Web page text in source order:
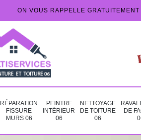
ON VOUS RAPPELLE GRATUITEMENT
RÉPARATION
FISSURE
MURS 06
PEINTRE
INTÉRIEUR
06
NETTOYAGE
DE TOITURE
06
DE